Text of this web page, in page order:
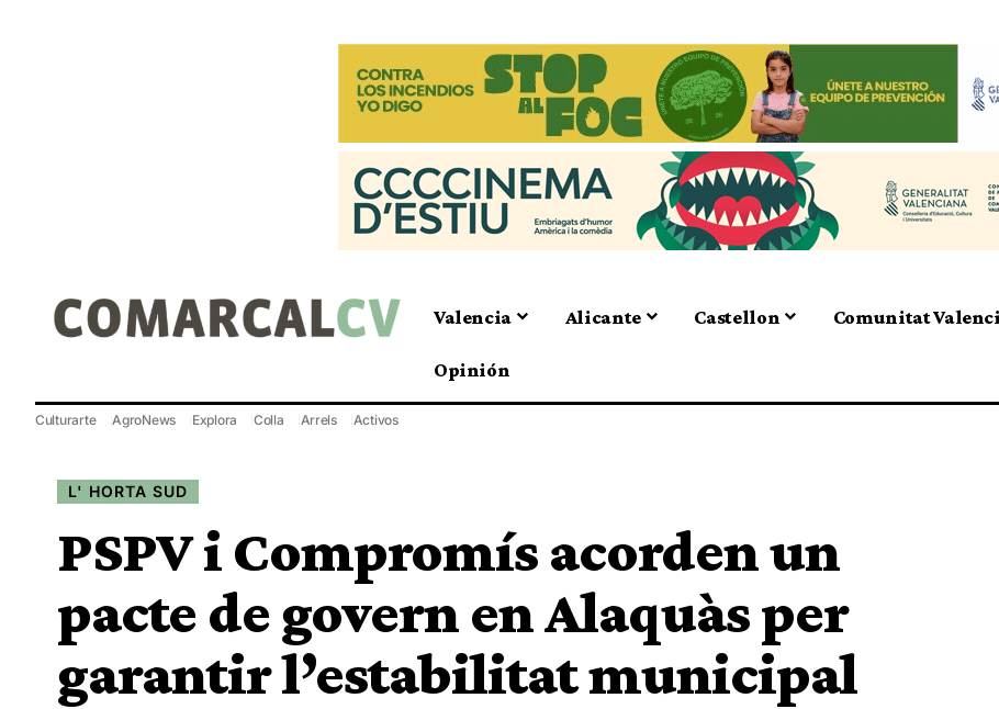
Valencia Alicante Castellon Comunitat
Opinión
Culturarte AgroNews Explora Colla Arrels Activos
L' HORTA SUD
PSPV i Compromís acorden un
pacte de govern en Alaquàs per
garantir l’estabilitat municipal